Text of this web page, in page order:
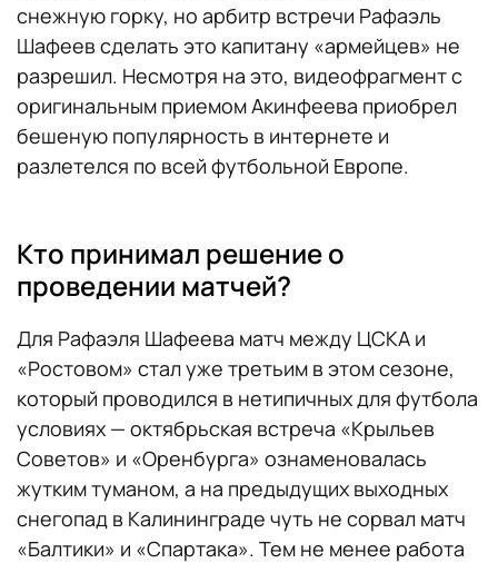
снежную горку, но арбитр встречи Рафаэль
Шафеев сделать это капитану «армейцев» не
разрешил. Несмотря на это, видеофрагмент с
оригинальным приемом Акинфеева приобрел
бешеную популярность в интернете и
разлетелся по всей футбольной Европе.
Кто принимал решение о
проведении матчей?
Для Рафаэля Шафеева матч между ЦСКА и
«Ростовом» стал уже третьим в этом сезоне,
который проводился в нетипичных для футбола
условиях — октябрьская встреча «Крыльев
Советов» и «Оренбурга» ознаменовалась
жутким туманом, а на предыдущих выходных
снегопад в Калининграде чуть не сорвал матч
«Балтики» и «Спартака». Тем не менее работа